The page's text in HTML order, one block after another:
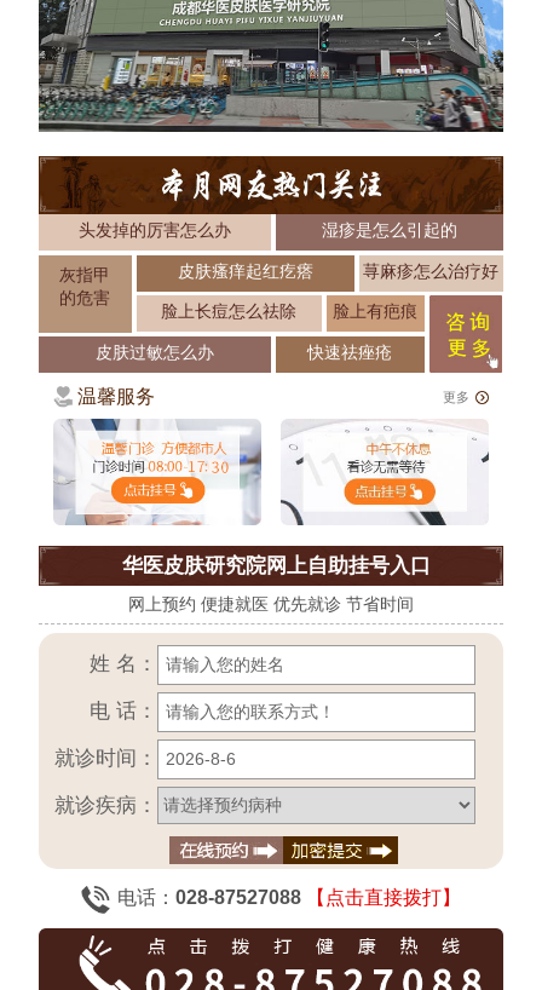
头发掉的厉害怎么办 湿疹是怎么引起的
灰指甲
的危害
皮肤瘙痒起红疙瘩 荨麻疹怎么治疗好
脸上长痘怎么祛除 脸上有疤痕
皮肤过敏怎么办 快速祛痤疮
温馨服务 更多
华医皮肤研究院网上自助挂号入口
网上预约 便捷就医 优先就诊 节省时间
姓 名：
电 话：
就诊时间：
就诊疾病：
电话： 028-87527088 【点击直接拨打】